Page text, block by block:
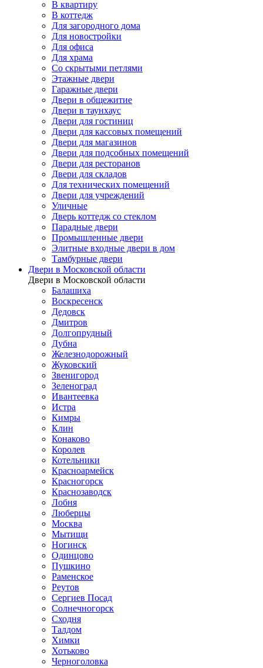
В квартиру
В коттедж
Для загородного дома
Для новостройки
Для офиса
Для храма
Со скрытыми петлями
Этажные двери
Гаражные двери
Двери в общежитие
Двери в таунхаус
Двери для гостиниц
Двери для кассовых помещений
Двери для магазинов
Двери для подсобных помещений
Двери для ресторанов
Двери для складов
Для технических помещений
Двери для учреждений
Уличные
Дверь коттедж со стеклом
Парадные двери
Промышленные двери
Элитные входные двери в дом
Тамбурные двери
Двери в Московской области
Двери в Московской области
Балашиха
Воскресенск
Дедовск
Дмитров
Долгопрудный
Дубна
Железнодорожный
Жуковский
Звенигород
Зеленоград
Ивантеевка
Истра
Кимры
Клин
Конаково
Королев
Котельники
Красноармейск
Красногорск
Краснозаводск
Лобня
Люберцы
Москва
Мытищи
Ногинск
Одинцово
Пушкино
Раменское
Реутов
Сергиев Посад
Солнечногорск
Сходня
Талдом
Химки
Хотьково
Черноголовка